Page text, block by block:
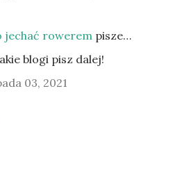
jechać rowerem pisze…
blogi pisz dalej!
03, 2021